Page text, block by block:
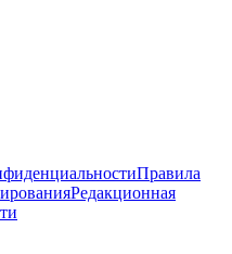
Правила
Редакционная